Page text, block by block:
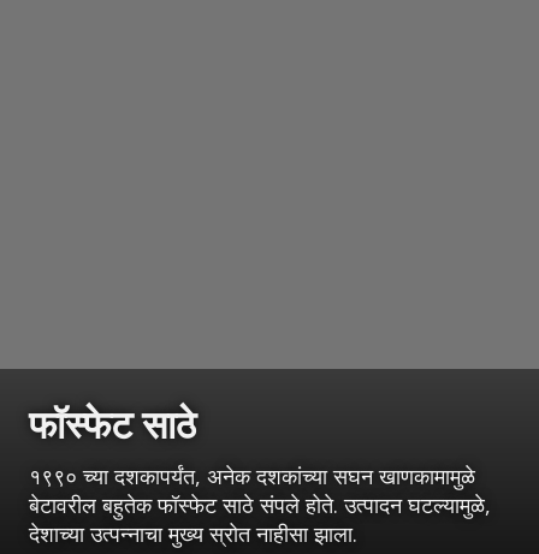
फॉस्फेट साठे
१९९० च्या दशकापर्यंत, अनेक दशकांच्या सघन खाणकामामुळे
बेटावरील बहुतेक फॉस्फेट साठे संपले होते. उत्पादन घटल्यामुळे,
देशाच्या उत्पन्नाचा मुख्य स्रोत नाहीसा झाला.